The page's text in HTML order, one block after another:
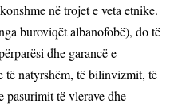
në trojet e veta etnike.
buroviqët albanofobë), do të
dhe garancë e
natyrshëm, të bilinvizmit, të
të vlerave dhe